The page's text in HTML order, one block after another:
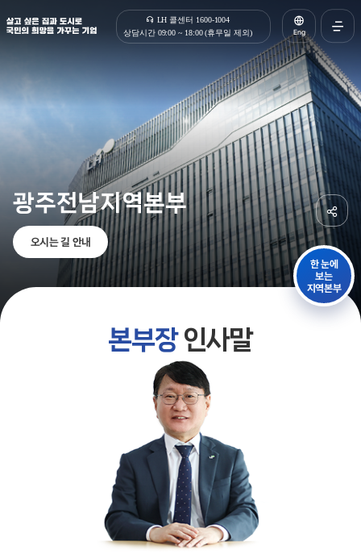
살고 싶은 집과 도시로 국민의 희망을 가꾸는 기업 | 한국토지주택공사
LH 콜센터 1600-1004
상담시간 09:00 ~ 18:00 (휴무일 제외)
Eng
전체
열기
광주전남지역본부
공유
오시는 길 안내
본부장인사말
한 눈에
보는
지역본부